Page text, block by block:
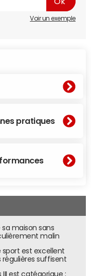
Voir un exemple
pratiques
maison sans
malin
sport est excellent
suffisent
III est catégorique :